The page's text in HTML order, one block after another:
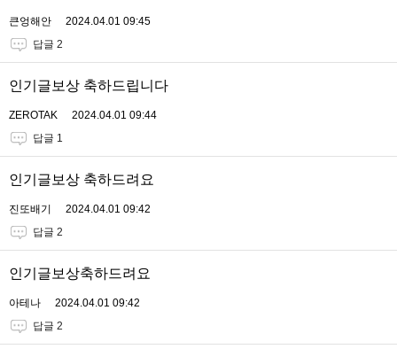
큰엉해안
2024.04.01 09:45
답글 2
인기글보상 축하드립니다
ZEROTAK
2024.04.01 09:44
답글 1
인기글보상 축하드려요
진또배기
2024.04.01 09:42
답글 2
인기글보상축하드려요
아테나
2024.04.01 09:42
답글 2